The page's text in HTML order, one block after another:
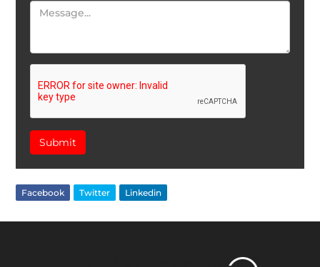
Submit
Facebook Twitter Linkedin